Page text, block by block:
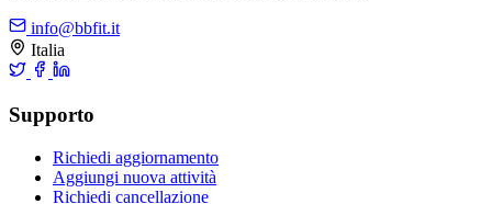
info@bbfit.it
Italia
Supporto
Richiedi aggiornamento
Aggiungi nuova attività
Richiedi cancellazione